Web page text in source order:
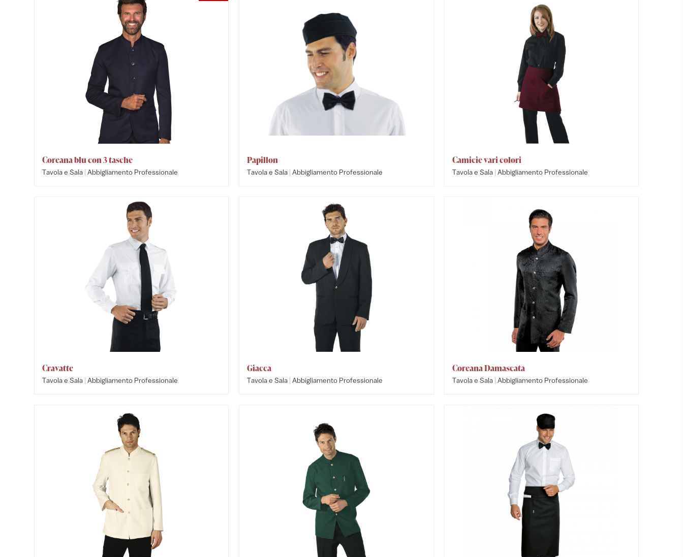
Coreana blu con 3 tasche
Tavola e Sala | Abbigliamento Professionale
Papillon
Tavola e Sala | Abbigliamento Professionale
Camicie vari colori
Tavola e Sala | Abbigliamento Professionale
Cravatte
Tavola e Sala | Abbigliamento Professionale
Giacca
Tavola e Sala | Abbigliamento Professionale
Coreana Damascata
Tavola e Sala | Abbigliamento Professionale